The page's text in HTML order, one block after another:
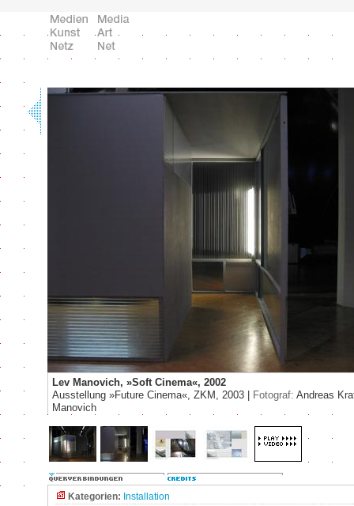
Lev Manovich, »Soft Cinema«, 2002
Ausstellung »Future Cinema«, ZKM, 2003 |
Fotograf: Andreas
Manovich
Kategorien: Installation